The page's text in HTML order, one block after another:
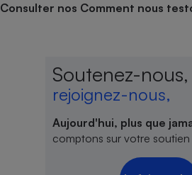
Consulter nos Comment nous
Soutenez-nous,
rejoignez-nous,
Aujourd'hui, plus que
comptons sur votre soutien